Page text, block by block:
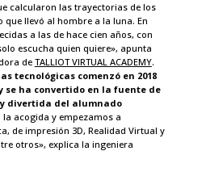
calcularon las trayectorias de los
llevó al hombre a la luna. En
a las de hace cien años, con
escucha quien quiere», apunta
de TALLIOT VIRTUAL ACADEMY.
tecnológicas comenzó en 2018
se ha convertido en la fuente de
divertida del alumnado
acogida y empezamos a
de impresión 3D, Realidad Virtual y
otros», explica la ingeniera